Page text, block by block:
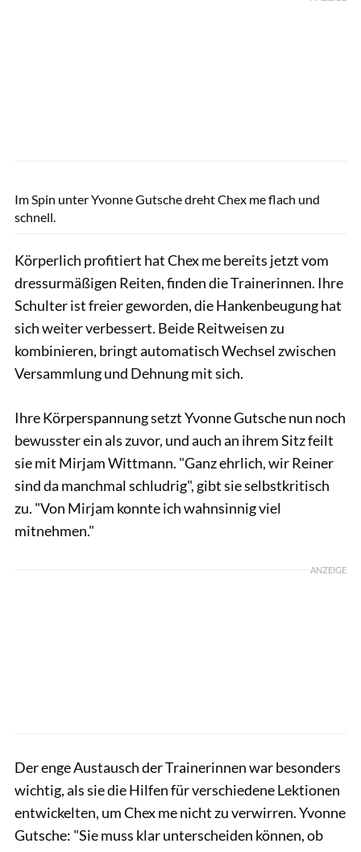
Im Spin unter Yvonne Gutsche dreht Chex me flach und
schnell.
Körperlich profitiert hat Chex me bereits jetzt vom
dressurmäßigen Reiten, finden die Trainerinnen. Ihre
Schulter ist freier geworden, die Hankenbeugung hat
sich weiter verbessert. Beide Reitweisen zu
kombinieren, bringt automatisch Wechsel zwischen
Versammlung und Dehnung mit sich.
Ihre Körperspannung setzt Yvonne Gutsche nun noch
bewusster ein als zuvor, und auch an ihrem Sitz feilt
sie mit Mirjam Wittmann. "Ganz ehrlich, wir Reiner
sind da manchmal schludrig", gibt sie selbstkritisch
zu. "Von Mirjam konnte ich wahnsinnig viel
mitnehmen."
ANZEIGE
Der enge Austausch der Trainerinnen war besonders
wichtig, als sie die Hilfen für verschiedene Lektionen
entwickelten, um Chex me nicht zu verwirren. Yvonne
Gutsche: "Sie muss klar unterscheiden können, ob